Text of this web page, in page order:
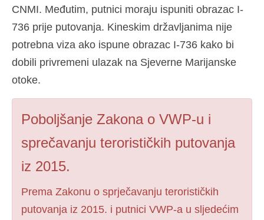
CNMI. Međutim, putnici moraju ispuniti obrazac I-
736 prije putovanja. Kineskim državljanima nije
potrebna viza ako ispune obrazac I-736 kako bi
dobili privremeni ulazak na Sjeverne Marijanske
otoke.
Poboljšanje Zakona o VWP-u i
sprečavanju terorističkih putovanja
iz 2015.
Prema Zakonu o sprječavanju terorističkih
putovanja iz 2015. i putnici VWP-a u sljedećim